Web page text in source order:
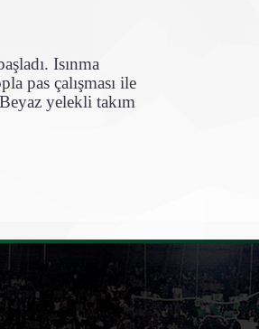
Isınma
pas çalışması ile
yelekli takım